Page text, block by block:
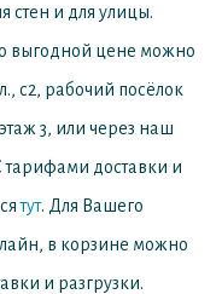
стен и для улицы.
выгодной цене можно
с2, рабочий посёлок
3, или через наш
тарифами доставки и
тут. Для Вашего
в корзине можно
и разгрузки.